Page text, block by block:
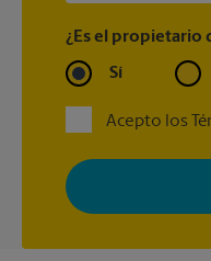
¿Es el propietario
Sí
Acepto los
Al registrarse, acepta
Store con noticias,
adaptados a sus
momento. Para más